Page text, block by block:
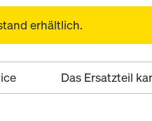
erhältlich.
Das Ersatzteil